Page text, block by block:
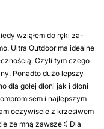
wziąłem do ręki za-
Ultra Outdoor ma idealne
Czyli tym czego
Ponadto dużo lepszy
gołej dłoni jak i dłoni
i najlepszym
oczywiscie z krzesiwem
ze mną zawsze :) Dla